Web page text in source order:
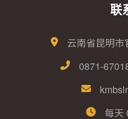
联
云南省昆明
0871-
每天